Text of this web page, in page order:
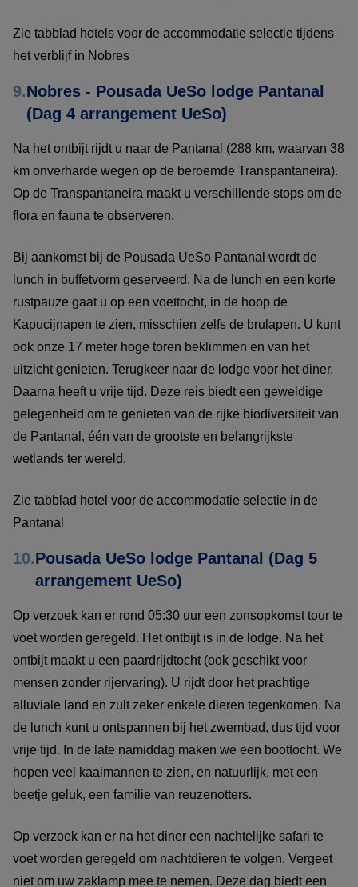
Zie tabblad hotels voor de accommodatie selectie tijdens
het verblijf in Nobres
9.Nobres - Pousada UeSo lodge Pantanal
(Dag 4 arrangement UeSo)
Na het ontbijt rijdt u naar de Pantanal (288 km, waarvan 38
km onverharde wegen op de beroemde Transpantaneira).
Op de Transpantaneira maakt u verschillende stops om de
flora en fauna te observeren.
Bij aankomst bij de Pousada UeSo Pantanal wordt de
lunch in buffetvorm geserveerd. Na de lunch en een korte
rustpauze gaat u op een voettocht, in de hoop de
Kapucijnapen te zien, misschien zelfs de brulapen. U kunt
ook onze 17 meter hoge toren beklimmen en van het
uitzicht genieten. Terugkeer naar de lodge voor het diner.
Daarna heeft u vrije tijd. Deze reis biedt een geweldige
gelegenheid om te genieten van de rijke biodiversiteit van
de Pantanal, één van de grootste en belangrijkste
wetlands ter wereld.
Zie tabblad hotel voor de accommodatie selectie in de
Pantanal
10.Pousada UeSo lodge Pantanal (Dag 5
arrangement UeSo)
Op verzoek kan er rond 05:30 uur een zonsopkomst tour te
voet worden geregeld. Het ontbijt is in de lodge. Na het
ontbijt maakt u een paardrijdtocht (ook geschikt voor
mensen zonder rijervaring). U rijdt door het prachtige
alluviale land en zult zeker enkele dieren tegenkomen. Na
de lunch kunt u ontspannen bij het zwembad, dus tijd voor
vrije tijd. In de late namiddag maken we een boottocht. We
hopen veel kaaimannen te zien, en natuurlijk, met een
beetje geluk, een familie van reuzenotters.
Op verzoek kan er na het diner een nachtelijke safari te
voet worden geregeld om nachtdieren te volgen. Vergeet
niet om uw zaklamp mee te nemen. Deze dag biedt een